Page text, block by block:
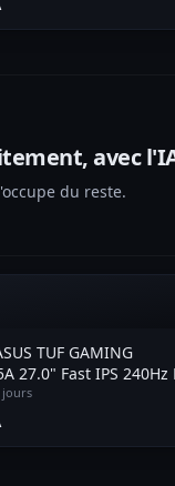
avec
du reste.
TUF GAMING
27.0" Fast IPS 240Hz
jours